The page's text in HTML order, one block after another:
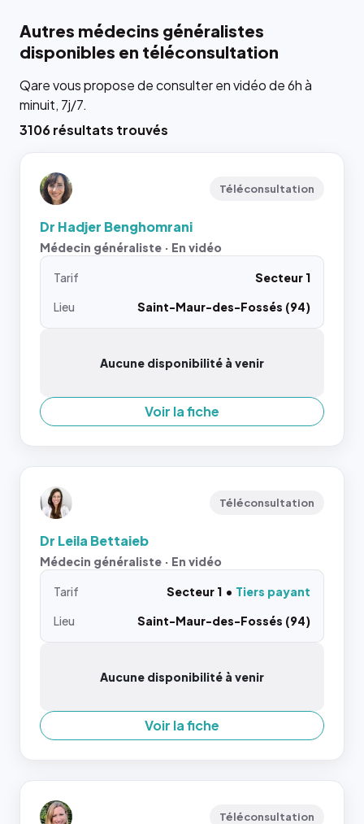
Autres médecins généralistes
disponibles en téléconsultation
Qare vous propose de consulter en vidéo de 6h à
minuit, 7j/7.
3106 résultats trouvés
Téléconsultation
Dr Hadjer Benghomrani
Médecin généraliste · En vidéo
Tarif
Secteur 1
Lieu
Saint-Maur-des-Fossés (94)
Aucune disponibilité à venir
Voir la fiche
Téléconsultation
Dr Leila Bettaieb
Médecin généraliste · En vidéo
Tarif Secteur 1
Tiers payant
Lieu
Saint-Maur-des-Fossés (94)
Aucune disponibilité à venir
Voir la fiche
Téléconsultation